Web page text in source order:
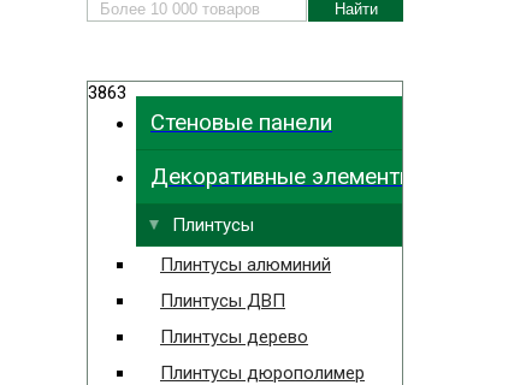
Выбрать
ближайший
3863
Стеновые панели
Декоративные элементы
Плинтусы
Плинтусы алюминий
Плинтусы ДВП
Плинтусы дерево
Плинтусы дюрополимер